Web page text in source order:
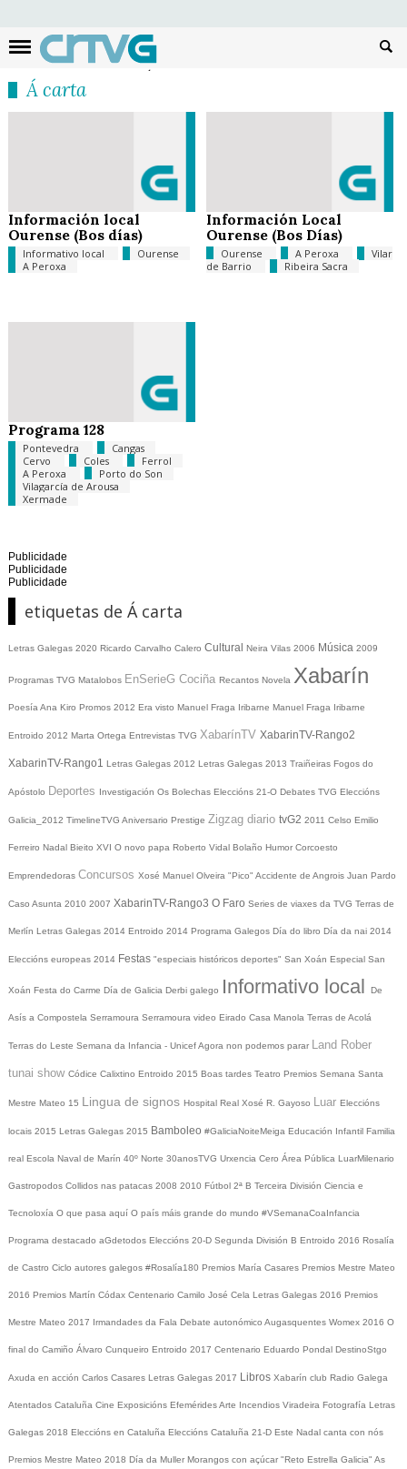
Á carta
Información local
Ourense (Bos días)
Informativo local
Ourense
A Peroxa
Información Local
Ourense (Bos Días)
Ourense A Peroxa
Vilar
de Barrio
Ribeira Sacra
Programa 128
Pontevedra
Cangas
Cervo
Coles
Ferrol
A Peroxa
Porto do Son
Vilagarcía de Arousa
Xermade
Publicidade
Publicidade
Publicidade
etiquetas de Á carta
Letras Galegas 2020 Ricardo Carvalho Calero Cultural Neira Vilas 2006 Música 2009
Programas TVG Matalobos EnSerieG Cociña Recantos Novela Xabarín
Poesía Ana Kiro Promos 2012 Era visto Manuel Fraga Iribarne Manuel Fraga Iribarne
Entroido 2012 Marta Ortega Entrevistas TVG XabarínTV XabarinTV-Rango2
XabarinTV-Rango1 Letras Galegas 2012 Letras Galegas 2013 Traiñeiras Fogos do
Apóstolo Deportes Investigación Os Bolechas Eleccións 21-O Debates TVG Eleccións
Galicia_2012 TimelineTVG Aniversario Prestige Zigzag diario tvG2 2011 Celso Emilio
Ferreiro Nadal Bieito XVI O novo papa Roberto Vidal Bolaño Humor Corcoesto
Emprendedoras Concursos Xosé Manuel Olveira "Pico" Accidente de Angrois Juan Pardo
Caso Asunta 2010 2007 XabarinTV-Rango3 O Faro Series de viaxes da TVG Terras de
Merlín Letras Galegas 2014 Entroido 2014 Programa Galegos Día do libro Día da nai 2014
Eleccións europeas 2014 Festas "especiais históricos deportes" San Xoán Especial San
Xoán Festa do Carme Día de Galicia Derbi galego Informativo local De
Asís a Compostela Serramoura Serramoura video Eirado Casa Manola Terras de Acolá
Terras do Leste Semana da Infancia - UnicefAgora non podemos parar Land Rober
tunai show Códice Calixtino Entroido 2015 Boas tardes Teatro Premios Semana Santa
Mestre Mateo 15 Lingua de signos Hospital Real Xosé R. Gayoso Luar Eleccións
locais 2015 Letras Galegas 2015 Bamboleo #GaliciaNoiteMeiga Educación Infantil Familia
real Escola Naval de Marín 40º Norte 30anosTVG Urxencia Cero Área Pública LuarMilenario
Gastropodos Collidos nas patacas 2008 2010 Fútbol 2ª B Terceira División Ciencia e
Tecnoloxía O que pasa aquí O país máis grande do mundo #VSemanaCoaInfancia
Programa destacado aGdetodos Eleccións 20-D Segunda División B Entroido 2016 Rosalía
de Castro Ciclo autores galegos #Rosalía180 Premios María Casares Premios Mestre Mateo
2016 Premios Martín Códax Centenario Camilo José Cela Letras Galegas 2016 Premios
Mestre Mateo 2017 Irmandades da Fala Debate autonómico Augasquentes Womex 2016 O
final do Camiño Álvaro Cunqueiro Entroido 2017 Centenario Eduardo Pondal DestinoStgo
Axuda en acción Carlos Casares Letras Galegas 2017 Libros Xabarín club Radio Galega
Atentados Cataluña Cine Exposicións EfeméridesArte Incendios Viradeira Fotografía Letras
Galegas 2018 Eleccións en Cataluña Eleccións Cataluña 21-D Este Nadal canta con nós
Premios Mestre Mateo 2018 Día da Muller Morangos con açúcar "Reto Estrella Galicia" As